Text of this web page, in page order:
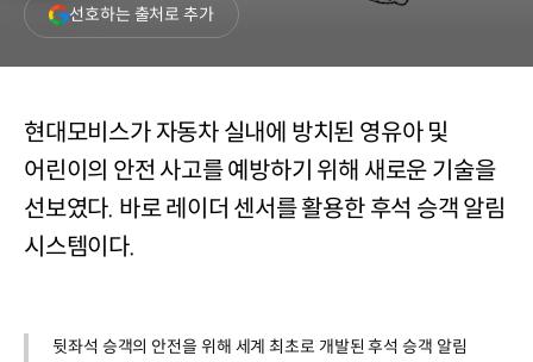
선호하는 출처로 추가(새
창
열림)
현대모비스가 자동차 실내에 방치된 영유아 및
어린이의 안전 사고를 예방하기 위해 새로운 기술을
선보였다. 바로 레이더 센서를 활용한 후석 승객 알림
시스템이다.
뒷좌석 승객의 안전을 위해 세계 최초로 개발된 후석 승객 알림